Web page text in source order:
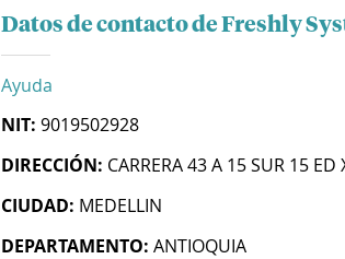
Datos de contacto de Freshly
Ayuda
NIT: 9019502928
DIRECCIÓN: CARRERA 43 A 15 SUR 15 ED
CIUDAD: MEDELLIN
DEPARTAMENTO: ANTIOQUIA